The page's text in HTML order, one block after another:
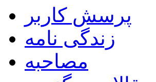
پرسش کاربر
زندگی نامه
مصاحبه